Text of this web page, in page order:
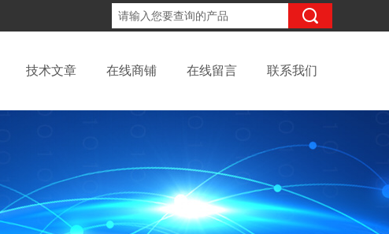
技术文章 在线商铺 在线留言 联系我们